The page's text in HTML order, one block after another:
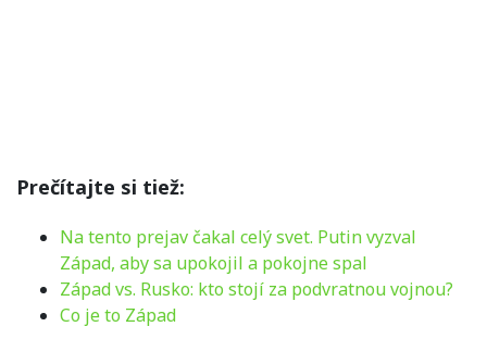
Prečítajte si tiež:
Na tento prejav čakal celý svet. Putin vyzval
Západ, aby sa upokojil a pokojne spal
Západ vs. Rusko: kto stojí za podvratnou vojnou?
Co je to Západ